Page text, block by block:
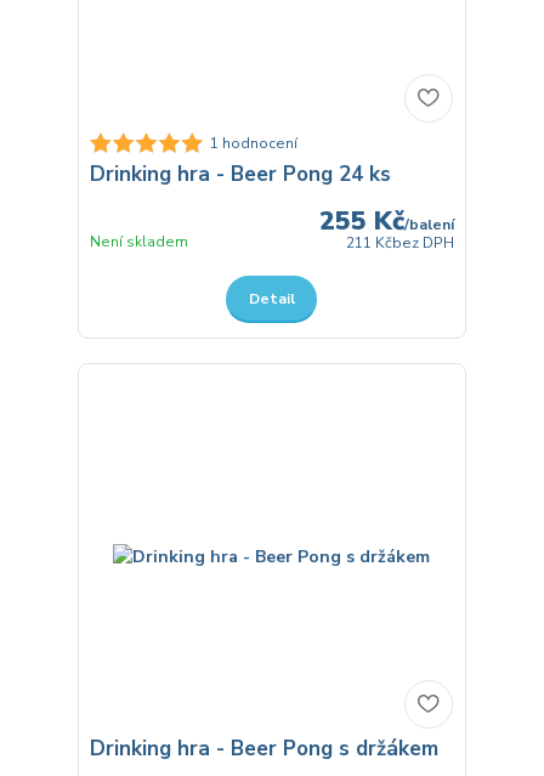
1 hodnocení
Drinking hra - Beer Pong 24 ks
255 Kč/balení
211 Kčbez DPH
Není skladem
Detail
Drinking hra - Beer Pong s držákem